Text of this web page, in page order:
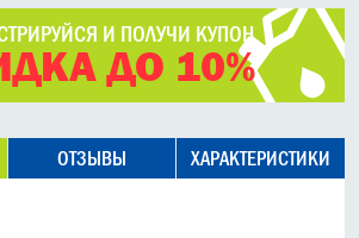
И ПОЛУЧИ КУПОН
ДО 10%
ОТЗЫВЫ ХАРАКТЕРИСТИКИ